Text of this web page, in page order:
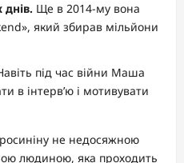
днів. Ще в 2014-му вона
який збирав мільйони
під час війни Маша
в інтерв’ю і мотивувати
не недосяжною
людиною, яка проходить